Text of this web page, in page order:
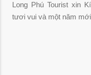
Long Phú Tourist xin
tươi vui và một năm